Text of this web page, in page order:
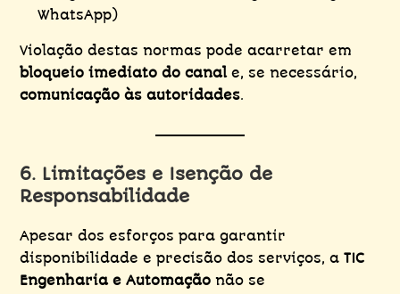
WhatsApp)
Violação destas normas pode acarretar em
bloqueio imediato do canale, se necessário,
comunicação às autoridades.
6. Limitações e Isenção de
Responsabilidade
Apesar dos esforços para garantir
disponibilidade e precisão dos serviços, aTIC
Engenharia e Automação não se